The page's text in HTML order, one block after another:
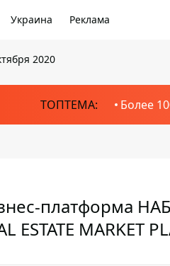
Украина Реклама
2020
ТОПТЕМА: Более
платформа
MARKET